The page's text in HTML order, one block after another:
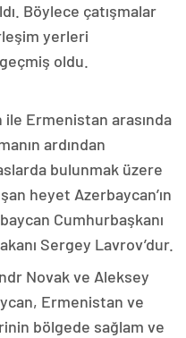
Böylece çatışmalar
yerleri
oldu.
ile Ermenistan arasında
ardından
bulunmak üzere
heyet Azerbaycan’ın
Cumhurbaşkanı
Sergey Lavrov’dur.
Novak ve Aleksey
Ermenistan ve
bölgede sağlam ve